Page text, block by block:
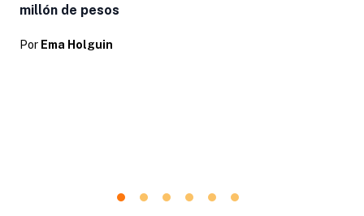
millón de pesos
Por Ema Holguin